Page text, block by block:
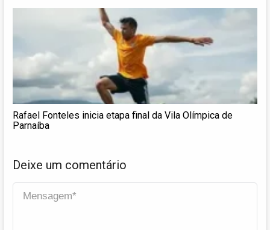
Rafael Fonteles inicia etapa final da Vila Olímpica de
Parnaíba
Deixe um comentário